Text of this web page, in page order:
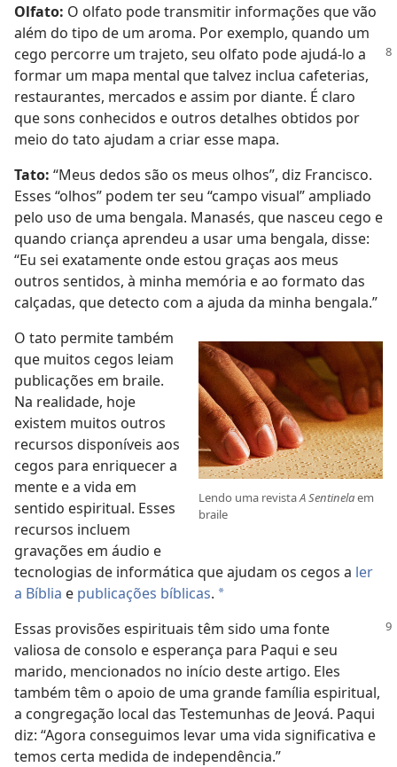
Olfato: O olfato pode transmitir informações que vão
além do tipo de um aroma. Por exemplo, quando um
cego percorre um trajeto, seu olfato pode ajudá-lo a
formar um mapa mental que talvez inclua cafeterias,
restaurantes, mercados e assim por diante. É claro
que sons conhecidos e outros detalhes obtidos por
meio do tato ajudam a criar esse mapa.
Tato: “Meus dedos são os meus olhos”, diz Francisco.
Esses “olhos” podem ter seu “campo visual” ampliado
pelo uso de uma bengala. Manasés, que nasceu cego e
quando criança aprendeu a usar uma bengala, disse:
“Eu sei exatamente onde estou graças aos meus
outros sentidos, à minha memória e ao formato das
calçadas, que detecto com a ajuda da minha bengala.”
Lendo uma revistaA Sentinelaem
braile
O tato permite também
que muitos cegos leiam
publicações em braile.
Na realidade, hoje
existem muitos outros
recursos disponíveis aos
cegos para enriquecer a
mente e a vida em
sentido espiritual. Esses
recursos incluem
gravações em áudio e
tecnologias de informática que ajudam os cegos a ler
a Bíblia e publicações bíblicas. *
Essas provisões espirituais têm sido uma fonte
valiosa de consolo e esperança para Paqui e seu
marido, mencionados no início deste artigo. Eles
também têm o apoio de uma grande família espiritual,
a congregação local das Testemunhas de Jeová. Paqui
diz: “Agora conseguimos levar uma vida significativa e
temos certa medida de independência.”